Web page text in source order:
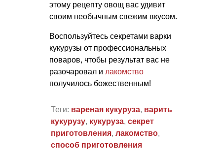
этому рецепту овощ вас удивит
своим необычным свежим вкусом.
Воспользуйтесь секретами варки
кукурузы от профессиональных
поваров, чтобы результат вас не
разочаровал и лакомство
получилось божественным!
Теги: вареная кукуруза, варить
кукурузу, кукуруза, секрет
приготовления, лакомство,
способ приготовления